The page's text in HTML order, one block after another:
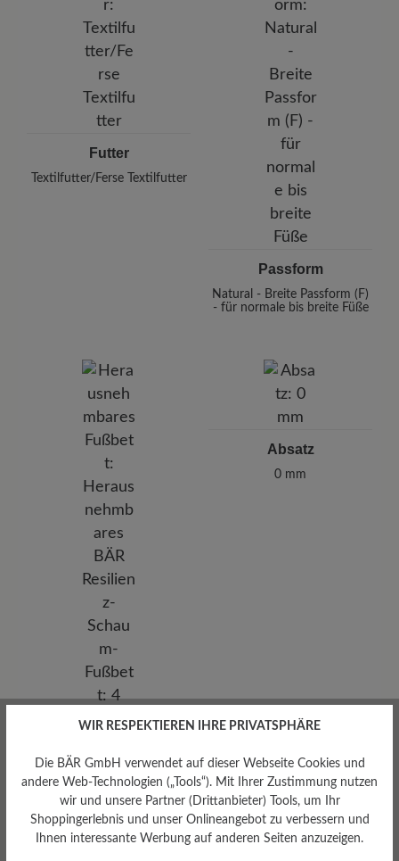
Futter
Textilfutter/Ferse Textilfutter
Passform
Natural - Breite Passform (F)
- für normale bis breite Füße
Herausnehmbares
Fußbett
Herausnehmbares BÄR
Absatz
0 mm
WIR RESPEKTIEREN IHRE PRIVATSPHÄRE
Die BÄR GmbH verwendet auf dieser Webseite Cookies und
andere Web-Technologien („Tools“). Mit Ihrer Zustimmung nutzen
wir und unsere Partner (Drittanbieter) Tools, um Ihr
Shoppingerlebnis und unser Onlineangebot zu verbessern und
Ihnen interessante Werbung auf anderen Seiten anzuzeigen.